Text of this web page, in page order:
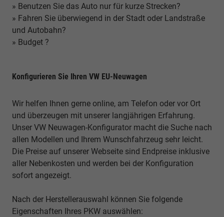
» Benutzen Sie das Auto nur für kurze Strecken?
» Fahren Sie überwiegend in der Stadt oder Landstraße
und Autobahn?
» Budget ?
Konfigurieren Sie Ihren VW EU-Neuwagen
Wir helfen Ihnen gerne online, am Telefon oder vor Ort
und überzeugen mit unserer langjährigen Erfahrung.
Unser VW Neuwagen-Konfigurator macht die Suche nach
allen Modellen und Ihrem Wunschfahrzeug sehr leicht.
Die Preise auf unserer Webseite sind Endpreise inklusive
aller Nebenkosten und werden bei der Konfiguration
sofort angezeigt.
Nach der Herstellerauswahl können Sie folgende
Eigenschaften Ihres PKW auswählen: